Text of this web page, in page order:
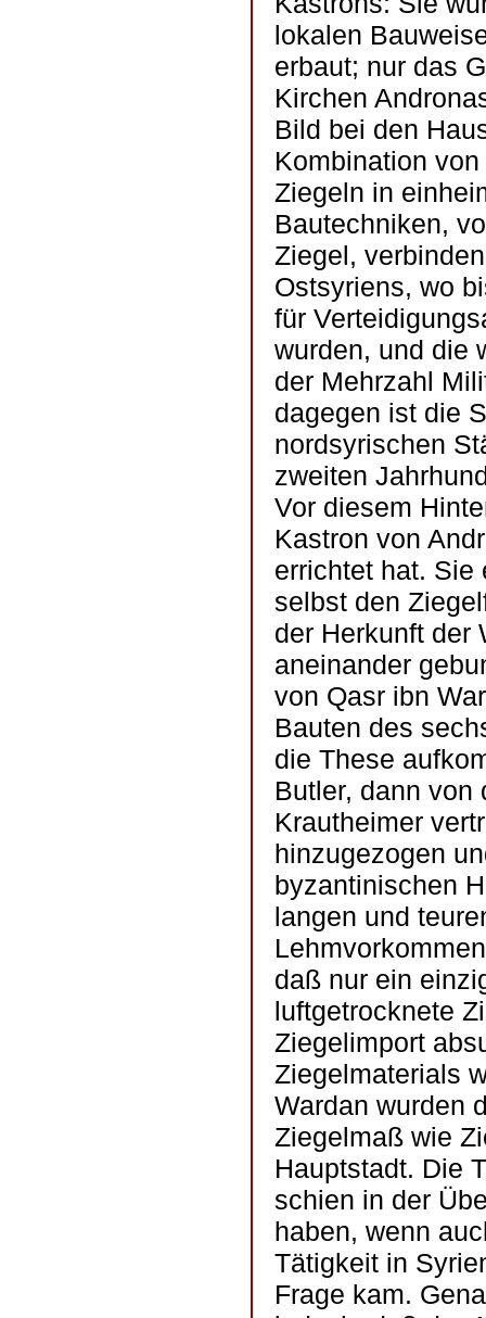
lokalen
erbaut; nur das
Kirchen
Bild bei den
Kombination
Ziegeln in
Bautechniken,
Ziegel,
Ostsyriens, wo
für
wurden, und die
der Mehrzahl
dagegen ist die
nordsyrischen
zweiten
Vor diesem
Kastron von
errichtet hat. Sie
selbst den
der Herkunft der
aneinander
von Qasr ibn
Bauten des
die These
Butler, dann von
Krautheimer
hinzugezogen
byzantinischen
langen und
daß nur ein
luftgetrocknete
Ziegelimport
Ziegelmaterials
Wardan wurden
Ziegelmaß wie
Hauptstadt. Die
schien in der
haben, wenn
Tätigkeit in
Frage kam.